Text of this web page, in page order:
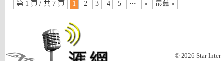
第 1 頁 / 共 7 頁 1 2 3 4 5 … » 最舊 »
© 2026 Star